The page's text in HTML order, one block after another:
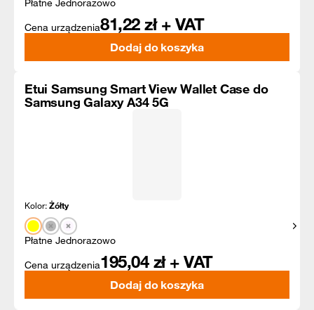
Płatne Jednorazowo
Cena urządzenia81,22 zł + VAT
Dodaj do koszyka
Etui Samsung Smart View Wallet Case do
Samsung Galaxy A34 5G
Kolor:Żółty
Płatne Jednorazowo
Cena urządzenia195,04 zł + VAT
Dodaj do koszyka